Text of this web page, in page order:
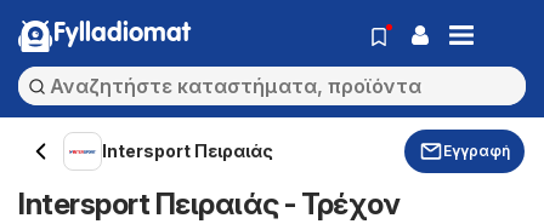
Fylladiomat
Intersport Πειραιάς Εγγραφή
Intersport Πειραιάς - Τρέχον